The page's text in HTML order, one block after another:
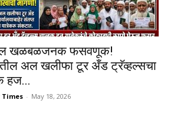
खळबळजनक फसवणूक!
अल खलीफा टूर अँड ट्रॅव्हल्सचा
हज...
Times - May 18, 2026